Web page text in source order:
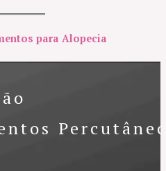
para Alopecia